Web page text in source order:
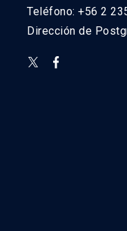
Teléfono: +56 2
Dirección de